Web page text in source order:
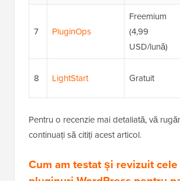
7 PluginOps
Freemium
(4,99
USD/lună)
8 LightStart Gratuit
Pentru o recenzie mai detaliată, vă
continuați să citiți acest articol.
Cum am testat și revizuit